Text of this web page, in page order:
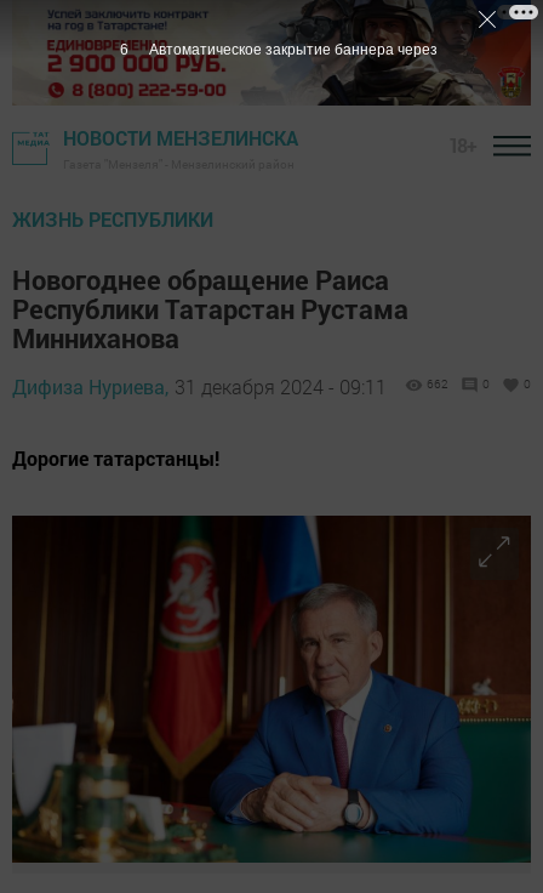
НОВОСТИ МЕНЗЕЛИНСКА
ЖИЗНЬ РЕСПУБЛИКИ
Новогоднее обращение Раиса
Республики Татарстан Рустама
Минниханова
Дифиза Нуриева, 31 декабря 2024 - 09:11 662 0 0
Дорогие татарстанцы!
5 Автоматическое закрытие баннера через